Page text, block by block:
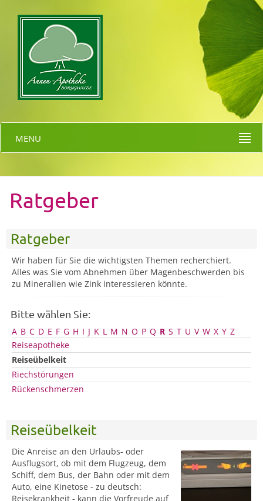
MENU
Ratgeber
Ratgeber
Wir haben für Sie die wichtigsten Themen recherchiert.
Alles was Sie vom Abnehmen über Magenbeschwerden bis
zu Mineralien wie Zink interessieren könnte.
Bitte wählen Sie:
A B C D E F G H I J K L M N O P Q R S T U V W X Y Z
Reiseapotheke
Reiseübelkeit
Riechstörungen
Rückenschmerzen
Reiseübelkeit
Die Anreise an den Urlaubs- oder
Ausflugsort, ob mit dem Flugzeug, dem
Schiff, dem Bus, der Bahn oder mit dem
Auto, eine Kinetose - zu deutsch:
Reisekrankheit - kann die Vorfreude auf